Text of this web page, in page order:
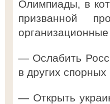
Олимпиады, в
призванной
— Ослабить
в других спорных
— Открыть